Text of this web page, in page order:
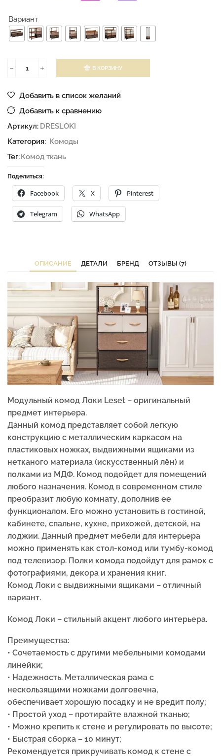
Вариант
В КОРЗИНУ
Добавить в список желаний
Добавить к сравнению
Артикул: DRESLOKI
Категория: Комоды
Тег:Комод ткань
Поделиться:
Facebook X Pinterest
Telegram WhatsApp
ОПИСАНИЕ ДЕТАЛИ БРЕНД ОТЗЫВЫ (7)
Модульный комод Локи Leset – оригинальный
предмет интерьера.
Данный комод представляет собой легкую
конструкцию с металлическим каркасом на
пластиковых ножках, выдвижными ящиками из
нетканого материала (искусственный лён) и
полками из МДФ. Комод подойдет для помещений
любого назначения. Комод в современном стиле
преобразит любую комнату, дополнив ее
функционалом. Его можно установить в гостиной,
кабинете, спальне, кухне, прихожей, детской, на
лоджии. Данный предмет мебели для интерьера
можно применять как стол-комод или тумбу-комод
под телевизор. Полки комода подойдут для рамок с
фотографиями, декора и хранения книг.
Комод Локи с выдвижными ящиками – отличный
вариант.
Комод Локи – стильный акцент любого интерьера.
Преимущества:
• Сочетаемость с другими мебельными комодами
линейки;
• Надежность. Металлическая рама с
нескользящими ножками долговечна,
обеспечивает хорошую посадку и не вредит полу;
• Простой уход – протирайте влажной тканью;
• Можно крепить к стене и регулировать по высоте;
• Быстрая сборка – 10 минут;
Рекомендуется прикручивать комод к стене с